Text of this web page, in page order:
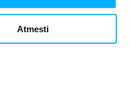
Atmesti